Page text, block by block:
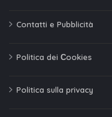
Contatti e Pubblicità
Politica dei Сookies
Politica sulla privacy